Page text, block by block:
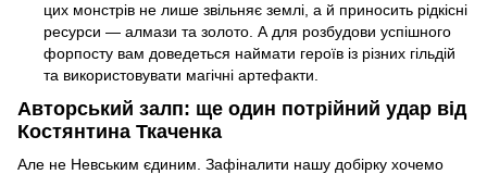
цих монстрів не лише звільняє землі, а й приносить рідкісні
ресурси — алмази та золото. А для розбудови успішного
форпосту вам доведеться наймати героїв із різних гільдій
та використовувати магічні артефакти.
Авторський залп: ще один потрійний удар від
Костянтина Ткаченка
Але не Невським єдиним. Зафіналити нашу добірку хочемо